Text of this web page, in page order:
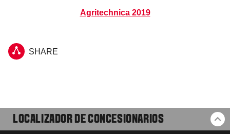
Agritechnica 2019
SHARE
LOCALIZADOR DE CONCESIONARIOS